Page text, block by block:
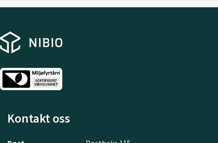
Kontakt oss